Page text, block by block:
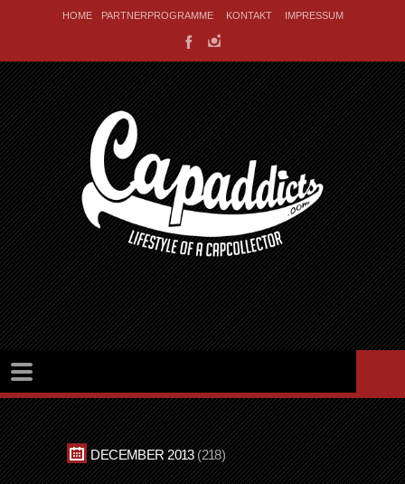
HOME PARTNERPROGRAMME KONTAKT IMPRESSUM
DECEMBER 2013 218